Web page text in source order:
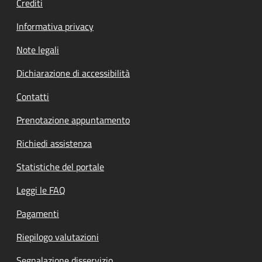
Informativa privacy
Note legali
Dichiarazione di accessibilità
Contatti
Prenotazione appuntamento
Richiedi assistenza
Statistiche del portale
Leggi le FAQ
Pagamenti
Riepilogo valutazioni